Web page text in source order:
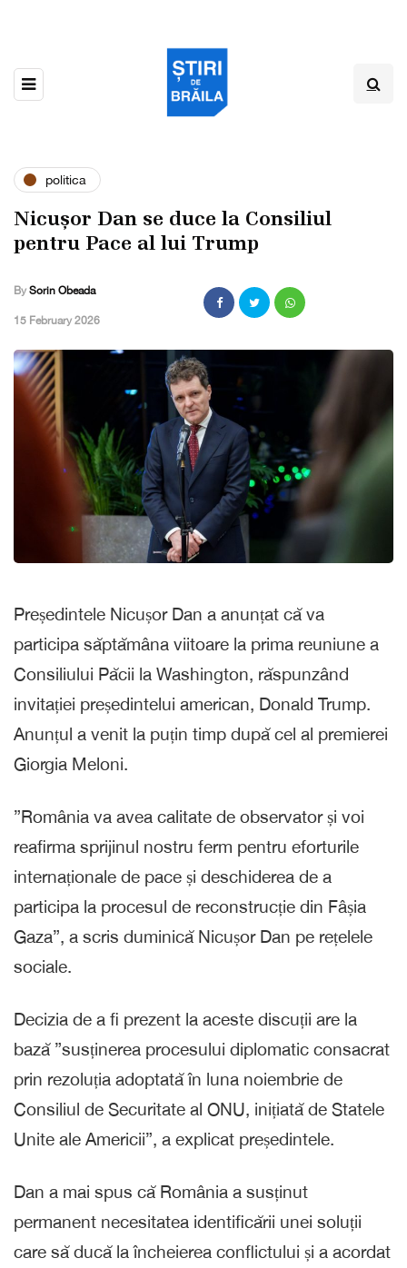
politica
Nicușor Dan se duce la Consiliul
pentru Pace al lui Trump
By Sorin Obeada
,15 February 2026
Președintele Nicușor Dan a anunțat că va
participa săptămâna viitoare la prima reuniune a
Consiliului Păcii la Washington, răspunzând
invitației președintelui american, Donald Trump.
Anunțul a venit la puțin timp după cel al premierei
Giorgia Meloni.
”România va avea calitate de observator și voi
reafirma sprijinul nostru ferm pentru eforturile
internaționale de pace și deschiderea de a
participa la procesul de reconstrucție din Fâșia
Gaza”, a scris duminică Nicușor Dan pe rețelele
sociale.
Decizia de a fi prezent la aceste discuții are la
bază ”susținerea procesului diplomatic consacrat
prin rezoluția adoptată în luna noiembrie de
Consiliul de Securitate al ONU, inițiată de Statele
Unite ale Americii”, a explicat președintele.
Dan a mai spus că România a susținut
permanent necesitatea identificării unei soluții
care să ducă la încheierea conflictului și a acordat